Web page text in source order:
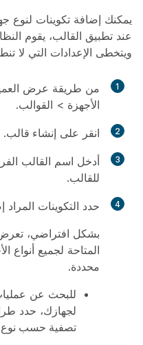
يمكنك إضافة تكوينات لنوع
عند تطبيق القالب، يقوم
ويتخطى الإعدادات التي لا
1 من طريقة عرض
الأجهزة > القوالب.
2 انقر على إنشاء قالب.
3
أدخل اسم القالب
للقالب.
4
حدد التكوينات المراد
بشكل افتراضي، تعرض
المتاحة لجميع أنواع
محددة.
للبحث عن عمليات
لجهازك، حدد
تصفية حسب نوع